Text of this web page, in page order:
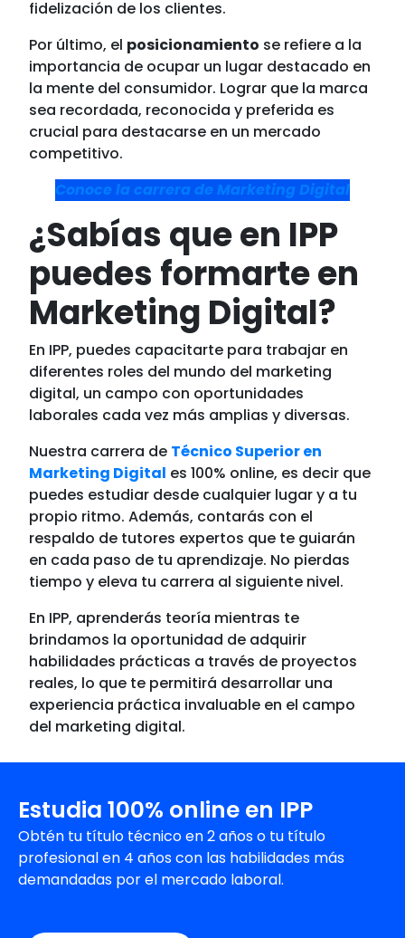
fidelización de los clientes.
Por último, el posicionamiento se refiere a la
importancia de ocupar un lugar destacado en
la mente del consumidor. Lograr que la marca
sea recordada, reconocida y preferida es
crucial para destacarse en un mercado
competitivo.
Conoce la carrera de Marketing Digital
¿Sabías que en IPP
puedes formarte en
Marketing Digital?
En IPP, puedes capacitarte para trabajar en
diferentes roles del mundo del marketing
digital, un campo con oportunidades
laborales cada vez más amplias y diversas.
Nuestra carrera de Técnico Superior en
Marketing Digital es 100% online, es decir que
puedes estudiar desde cualquier lugar y a tu
propio ritmo. Además, contarás con el
respaldo de tutores expertos que te guiarán
en cada paso de tu aprendizaje. No pierdas
tiempo y eleva tu carrera al siguiente nivel.
En IPP, aprenderás teoría mientras te
brindamos la oportunidad de adquirir
habilidades prácticas a través de proyectos
reales, lo que te permitirá desarrollar una
experiencia práctica invaluable en el campo
del marketing digital.
Estudia 100% online en IPP
Obtén tu título técnico en 2 años o tu título
profesional en 4 años con las habilidades más
demandadas por el mercado laboral.